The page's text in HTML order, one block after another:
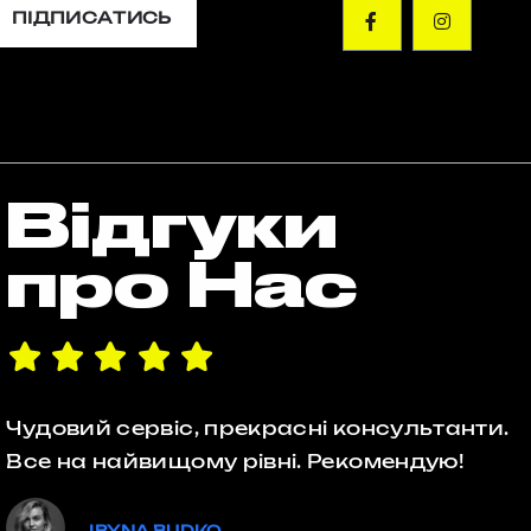
ПІДПИСАТИСЬ
Відгуки
про Нас
Чудовий сервіс, прекрасні консультанти.
Все на найвищому рівні. Рекомендую!